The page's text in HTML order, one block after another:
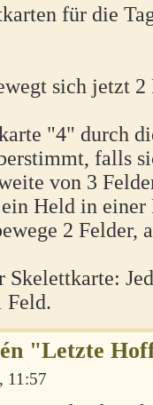
für die
sich jetzt
"4" durch
falls
von 3
Held in einer
2 Felder,
Feld.
"Letzte
11:57